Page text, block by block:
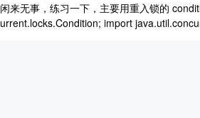
闲来无事，练习一下，主要用重入锁的
urrent.locks.Condition; import